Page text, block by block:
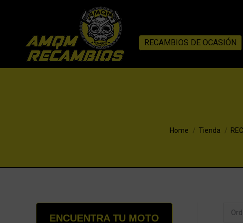
RECAMBIOS DE OCASIÓN
You are here:
Home Tienda
ENCUENTRA TU MOTO